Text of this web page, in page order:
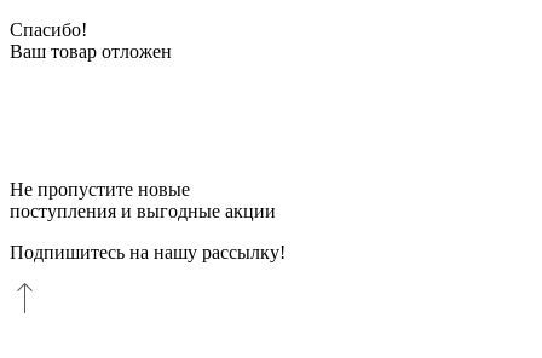
Спасибо!
Ваш товар отложен
Не пропустите новые
поступления и выгодные акции
Подпишитесь на нашу рассылку!